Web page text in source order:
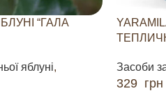
“ГАЛА
яблуні,
Засоби
329 грн